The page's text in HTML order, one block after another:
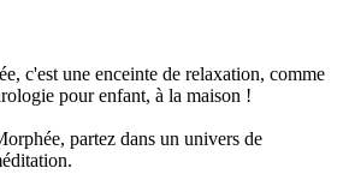
c'est une enceinte de relaxation, comme
pour enfant, à la maison !
partez dans un univers de